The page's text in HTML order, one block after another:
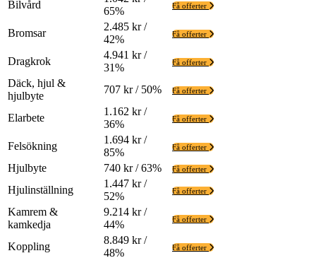
Bilvård
65%
Få offerter
Bromsar
2.485 kr /
42%
Få offerter
Dragkrok
4.941 kr /
31%
Få offerter
Däck, hjul &
hjulbyte
707 kr / 50% Få offerter
Elarbete
1.162 kr /
36%
Få offerter
Felsökning
1.694 kr /
85%
Få offerter
Hjulbyte 740 kr / 63% Få offerter
Hjulinställning
1.447 kr /
52%
Få offerter
Kamrem &
kamkedja
9.214 kr /
44%
Få offerter
Koppling
8.849 kr /
48%
Få offerter